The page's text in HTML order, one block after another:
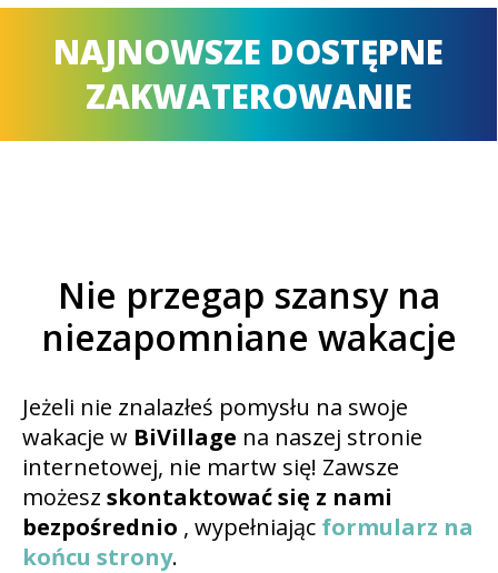
NAJNOWSZE DOSTĘPNE
ZAKWATEROWANIE
Nie przegap szansy na
niezapomniane wakacje
Jeżeli nie znalazłeś pomysłu na swoje
wakacje w BiVillage na naszej stronie
internetowej, nie martw się! Zawsze
możesz skontaktować się z nami
bezpośrednio , wypełniając formularz na
końcu strony.